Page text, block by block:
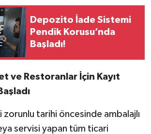
Depozito İade Sistemi
Pendik Korusu’nda
Başladı!
ve Restoranlar İçin Kayıt
zorunlu tarihi öncesinde ambalajlı
servisi yapan tüm ticari